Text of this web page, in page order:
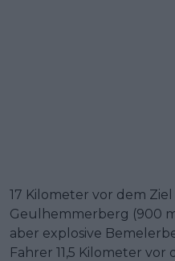
17 Kilometer vor dem
Geulhemmerberg (900
aber explosive
Fahrer 11,5 Kilometer vor